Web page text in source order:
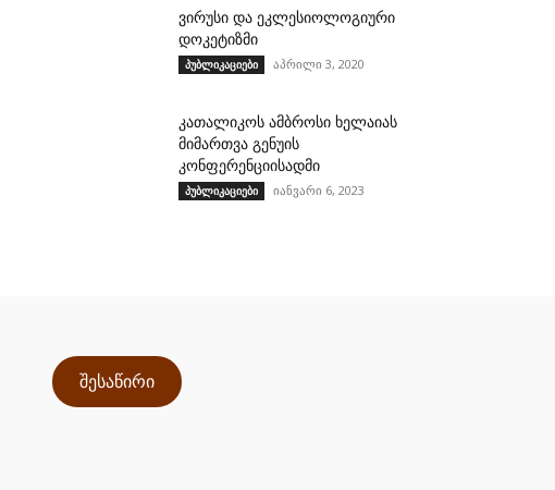
ვირუსი და ეკლესიოლოგიური
დოკეტიზმი
პუბლიკაციები აპრილი 3, 2020
კათალიკოს ამბროსი ხელაიას
მიმართვა გენუის
კონფერენციისადმი
პუბლიკაციები იანვარი 6, 2023
შესაწირი